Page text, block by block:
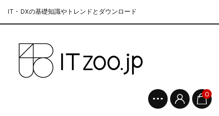
IT・DXの基礎知識やトレンドとダウンロード
0